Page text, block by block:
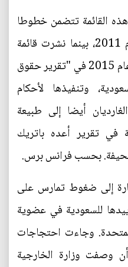
القائمة تتضمن خطوطا
عامة لسياستنا وتعود إلى عام 2011، بينما نشرت قائمة
كاملة في شهر مارس/آذار من عام 2015 في "تقرير حقوق
وتنفيذها لأحكام
أيضا إلى طبيعة
في تقرير أعده باتريك
بحسب فرانس برس.
إلى ضغوط تمارس على
للسعودية في عضوية
وجاءت احتجاجات
أن وصفت وزارة الخارجية